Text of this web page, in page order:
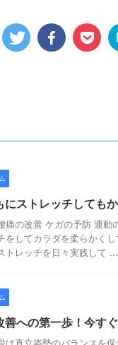
にストレッチしても
痛の改善 ケガの予防 運
をしてカラダを柔らかく
トレッチを日々実践して ...
善への第一歩！今す